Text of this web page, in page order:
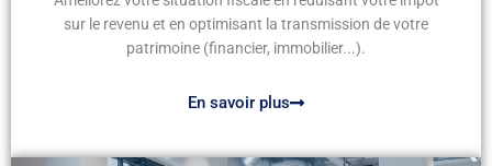
sur le revenu et en optimisant la transmission de votre
patrimoine (financier, immobilier...).
En savoir plus